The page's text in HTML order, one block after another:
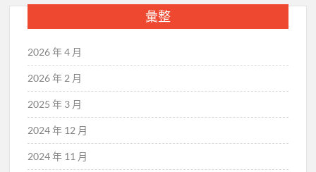
彙整
2026 年 4 月
2026 年 2 月
2025 年 3 月
2024 年 12 月
2024 年 11 月